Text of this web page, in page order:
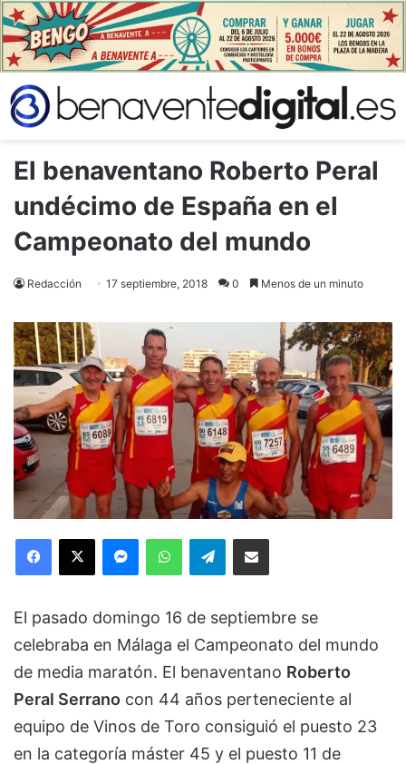
El benaventano Roberto Peral
undécimo de España en el
Campeonato del mundo
Redacción 17 septiembre, 2018 0 Menos de un minuto
Telegram
El pasado domingo 16 de septiembre se
celebraba en Málaga el Campeonato del mundo
de media maratón. El benaventano Roberto
Peral Serrano con 44 años perteneciente al
equipo de Vinos de Toro consiguió el puesto 23
en la categoría máster 45 y el puesto 11 de